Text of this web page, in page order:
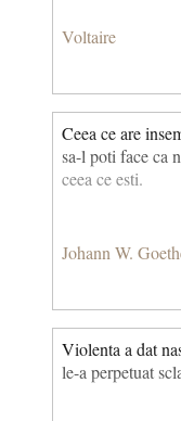
Voltaire
Ceea ce are
sa-l poti face ca
ceea ce esti.
Johann W.
Violenta a dat
le-a perpetuat